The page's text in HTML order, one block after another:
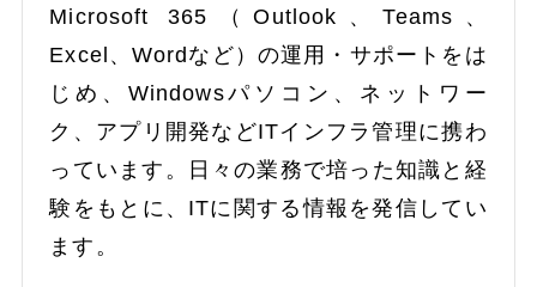
Microsoft 365（Outlook、Teams、
Excel、Wordなど）の運用・サポートをは
じめ、Windowsパソコン、ネットワー
ク、アプリ開発などITインフラ管理に携わ
っています。日々の業務で培った知識と経
験をもとに、ITに関する情報を発信してい
ます。